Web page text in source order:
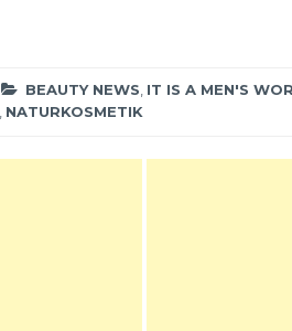
weiche aber deckende…
BEAUTY NEWS IT IS A MEN'S
NATURKOSMETIK